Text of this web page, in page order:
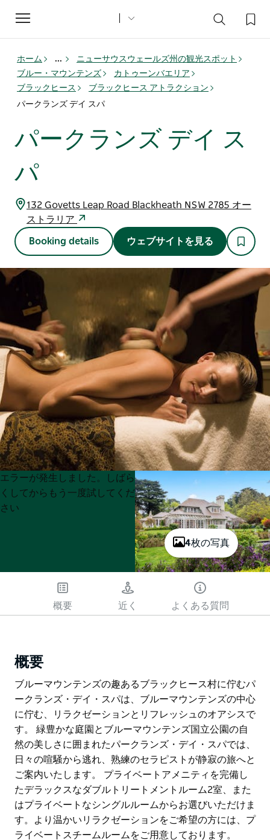
Toggle
navigation
ホーム ...
ニューサウスウェールズ州の観光スポット
ブルー・マウンテンズ
カトゥーンバエリア
ブラックヒース
ブラックヒース アトラクション
パークランズ デイ スパ
パークランズ デイ ス
パ
132 Govetts Leap Road Blackheath NSW 2785 オー
ストラリア
Booking details ウェブサイトを見る
4枚の写真
Product
List
Product
List
エラーが発生しました。しばら
くしてからもう一度試してくだ
さい
概要 近く よくある質問
概要
ブルーマウンテンズの趣あるブラックヒース村に佇むパ
ークランズ・デイ・スパは、ブルーマウンテンズの中心
に佇む、リラクゼーションとリフレッシュのオアシスで
す。 緑豊かな庭園とブルーマウンテンズ国立公園の自
然の美しさに囲まれたパークランズ・デイ・スパでは、
日々の喧騒から逃れ、熟練のセラピストが静寂の旅へと
ご案内いたします。 プライベートアメニティを完備し
たデラックスなダブルトリートメントルーム2室、また
はプライベートなシングルルームからお選びいただけま
す。より温かいリラクゼーションをご希望の方には、プ
ライベートスチームルームをご用意しております。